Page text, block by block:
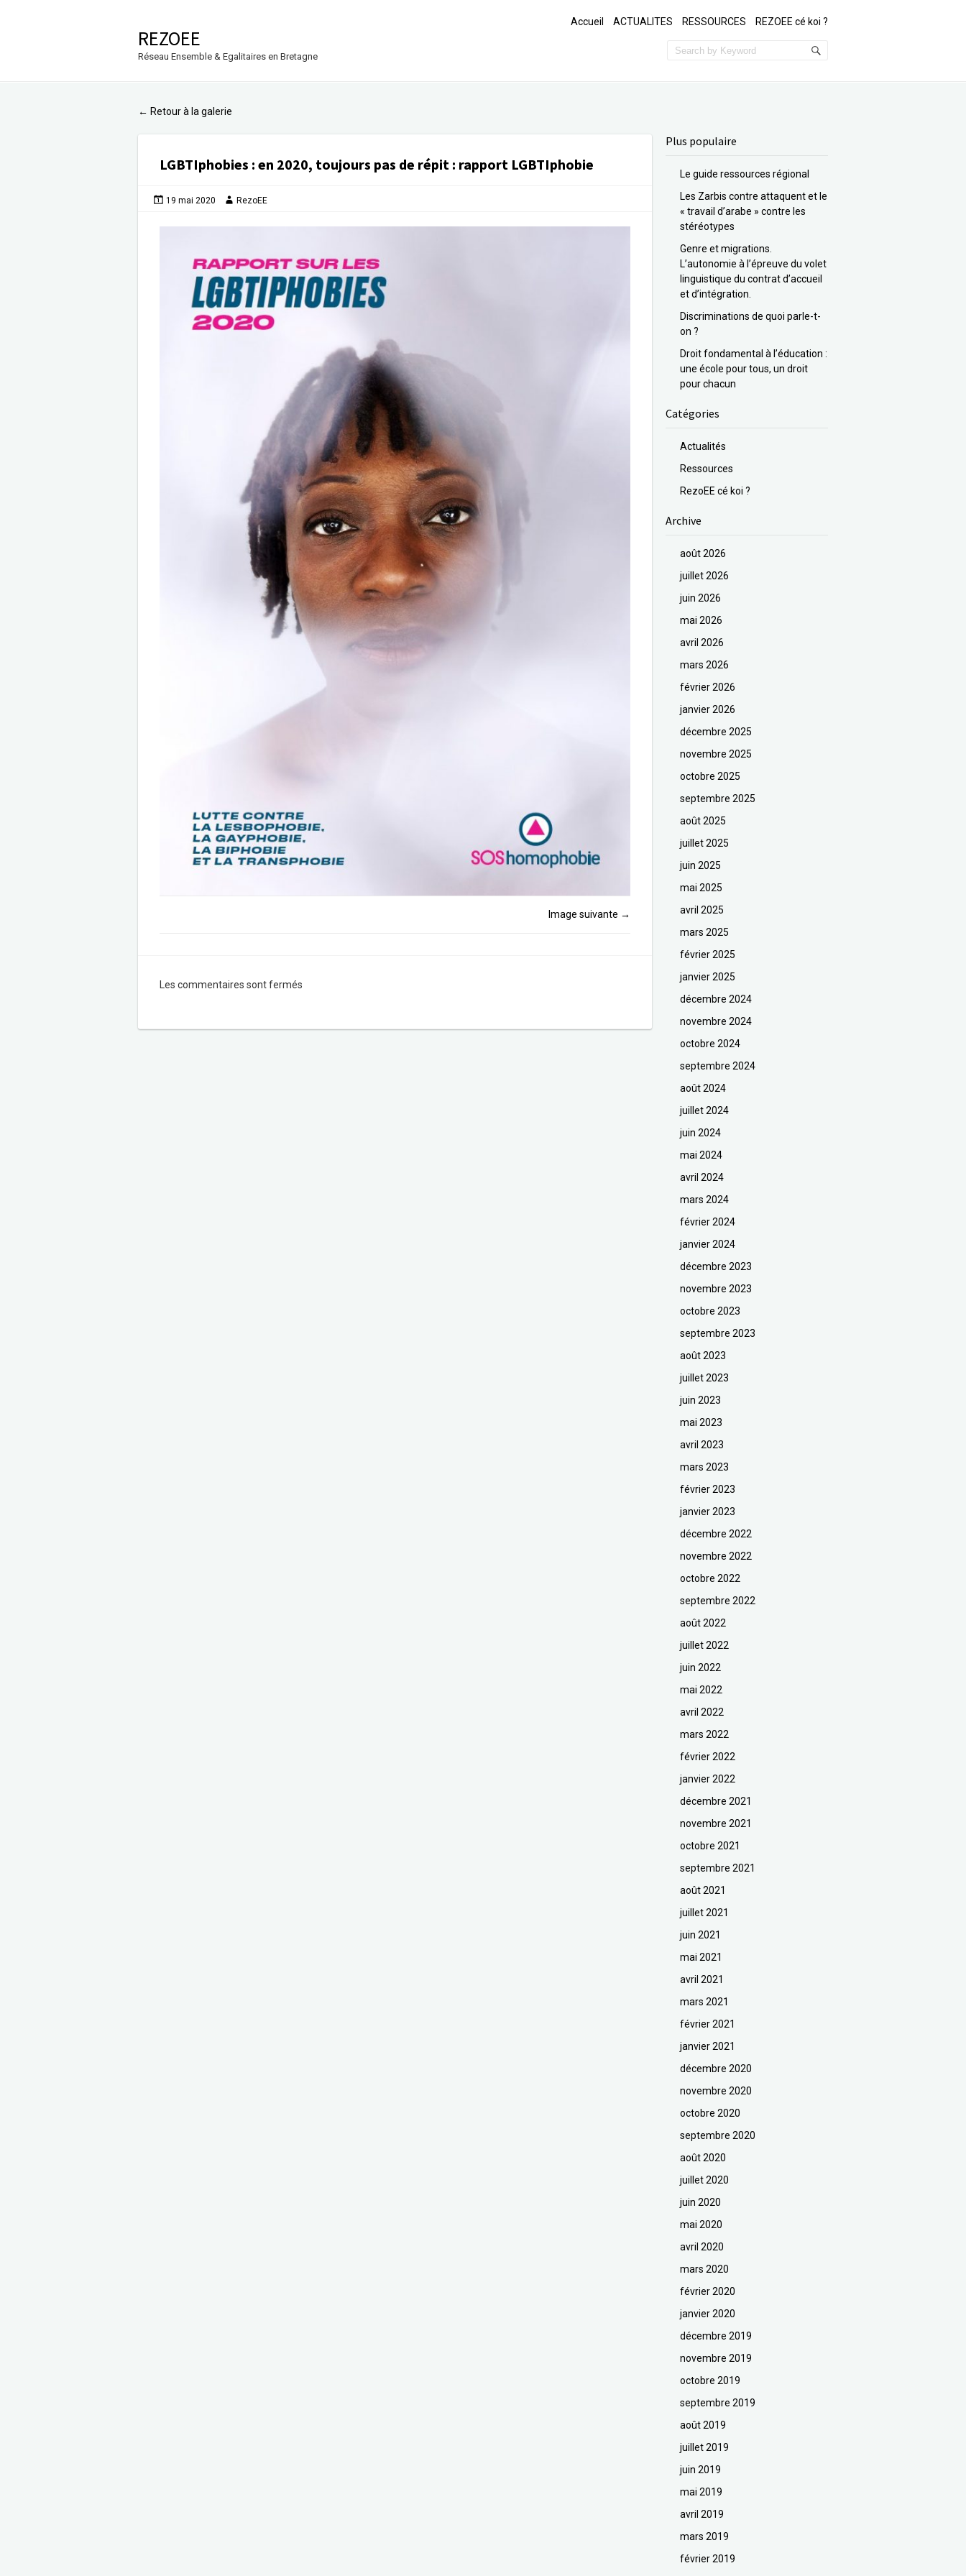
REZOEE
Réseau Ensemble & Egalitaires en Bretagne
Accueil ACTUALITES RESSOURCES REZOEE cé koi ?
← Retour à la galerie
LGBTIphobies : en 2020, toujours pas de répit : rapport LGBTIphobie
19 mai 2020 RezoEE
Image suivante →
Les commentaires sont fermés
Plus populaire
Le guide ressources régional
Les Zarbis contre attaquent et le
« travail d’arabe » contre les
stéréotypes
Genre et migrations.
L’autonomie à l’épreuve du volet
linguistique du contrat d’accueil
et d’intégration.
Discriminations de quoi parle-t-
on ?
Droit fondamental à l’éducation :
une école pour tous, un droit
pour chacun
Catégories
Actualités
Ressources
RezoEE cé koi ?
Archive
août 2026
juillet 2026
juin 2026
mai 2026
avril 2026
mars 2026
février 2026
janvier 2026
décembre 2025
novembre 2025
octobre 2025
septembre 2025
août 2025
juillet 2025
juin 2025
mai 2025
avril 2025
mars 2025
février 2025
janvier 2025
décembre 2024
novembre 2024
octobre 2024
septembre 2024
août 2024
juillet 2024
juin 2024
mai 2024
avril 2024
mars 2024
février 2024
janvier 2024
décembre 2023
novembre 2023
octobre 2023
septembre 2023
août 2023
juillet 2023
juin 2023
mai 2023
avril 2023
mars 2023
février 2023
janvier 2023
décembre 2022
novembre 2022
octobre 2022
septembre 2022
août 2022
juillet 2022
juin 2022
mai 2022
avril 2022
mars 2022
février 2022
janvier 2022
décembre 2021
novembre 2021
octobre 2021
septembre 2021
août 2021
juillet 2021
juin 2021
mai 2021
avril 2021
mars 2021
février 2021
janvier 2021
décembre 2020
novembre 2020
octobre 2020
septembre 2020
août 2020
juillet 2020
juin 2020
mai 2020
avril 2020
mars 2020
février 2020
janvier 2020
décembre 2019
novembre 2019
octobre 2019
septembre 2019
août 2019
juillet 2019
juin 2019
mai 2019
avril 2019
mars 2019
février 2019